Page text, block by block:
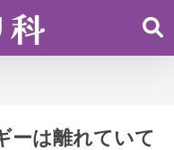
科
ーは離れていて